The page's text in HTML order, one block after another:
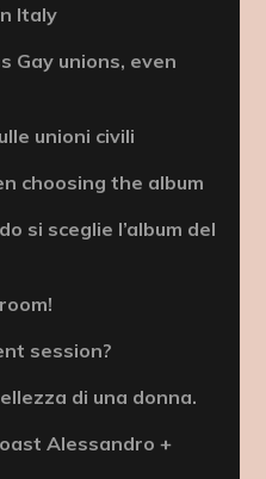
Italy
Gay unions, even
unioni civili
choosing the album
si sceglie l’album del
session?
di una donna.
Alessandro +